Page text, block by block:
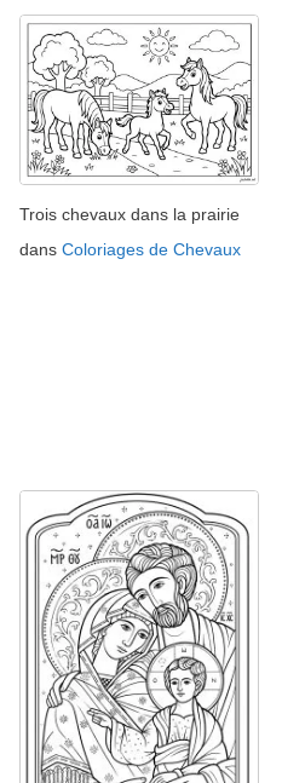
Trois chevaux dans la prairie
dans Coloriages de Chevaux